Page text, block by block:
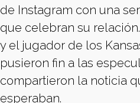
de Instagram con una
que celebran su
y el jugador de los
pusieron fin a las
compartieron la noticia
esperaban.